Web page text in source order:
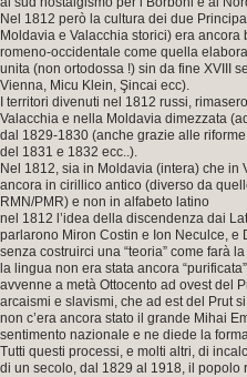
Nel 1812 però la cultura dei due
Moldavia e Valacchia storici) era
romeno-occidentale come quella
unita (non ortodossa !) sin da fine XVIII
Vienna, Micu Klein, Şincai ecc).
I territori divenuti nel 1812 russi,
Valacchia e nella Moldavia dimezzata
dal 1829-1830 (anche grazie alle
del 1831 e 1832 ecc..).
Nel 1812, sia in Moldavia (intera) che
ancora in cirillico antico (diverso da
RMN/PMR) e non in alfabeto latino
nel 1812 l’idea della discendenza dai
parlarono Miron Costin e Ion Neculce, e
senza costruirci una “teoria” come farà
la lingua non era stata ancora
avvenne a metà Ottocento ad ovest del
arcaismi e slavismi, che ad est del Prut
non c’era ancora stato il grande Mihai
sentimento nazionale e ne diede la
Tutti questi processi, e molti altri, di
di un secolo, dal 1829 al 1918, il